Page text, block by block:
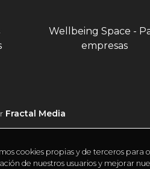
Wellbeing Space -
empresas
Fractal Media
cookies propias y de terceros para
de nuestros usuarios y mejorar